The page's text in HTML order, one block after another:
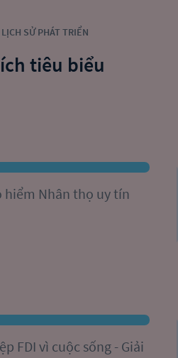
LỊCH SỬ PHÁT TRIỂN
tiêu biểu
hiểm Nhân thọ uy tín
FDI vì cuộc sống - Giải